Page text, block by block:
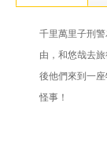
千里萬里子刑
由，和悠哉去
後他們來到一
怪事！